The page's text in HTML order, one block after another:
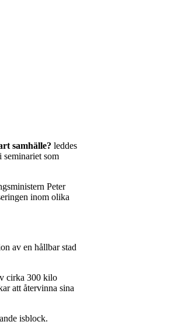
samhälle? leddes
seminariet som
Peter
inom olika
av en hållbar stad
cirka 300 kilo
att återvinna sina
isblock.